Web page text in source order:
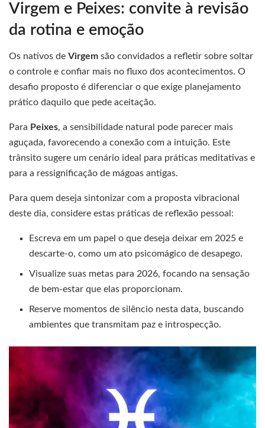
Virgem e Peixes: convite à revisão
da rotina e emoção
Os nativos de Virgem são convidados a refletir sobre soltar
o controle e confiar mais no fluxo dos acontecimentos. O
desafio proposto é diferenciar o que exige planejamento
prático daquilo que pede aceitação.
Para Peixes, a sensibilidade natural pode parecer mais
aguçada, favorecendo a conexão com a intuição. Este
trânsito sugere um cenário ideal para práticas meditativas e
para a ressignificação de mágoas antigas.
Para quem deseja sintonizar com a proposta vibracional
deste dia, considere estas práticas de reflexão pessoal:
Escreva em um papel o que deseja deixar em 2025 e
descarte-o, como um ato psicomágico de desapego.
Visualize suas metas para 2026, focando na sensação
de bem-estar que elas proporcionam.
Reserve momentos de silêncio nesta data, buscando
ambientes que transmitam paz e introspecção.